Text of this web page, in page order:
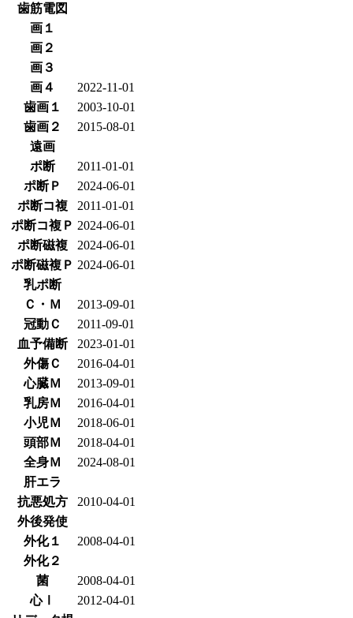
歯筋電図
画１
画２
画３
画４
2022-11-01
歯画１
2003-10-01
歯画２
2015-08-01
遠画
ポ断
2011-01-01
ポ断Ｐ
2024-06-01
ポ断コ複
2011-01-01
ポ断コ複Ｐ 2024-06-01
ポ断磁複
2024-06-01
ポ断磁複Ｐ 2024-06-01
乳ポ断
Ｃ・Ｍ
2013-09-01
冠動Ｃ
2011-09-01
血予備断
2023-01-01
外傷Ｃ
2016-04-01
心臓Ｍ
2013-09-01
乳房Ｍ
2016-04-01
小児Ｍ
2018-06-01
頭部Ｍ
2018-04-01
全身Ｍ
2024-08-01
肝エラ
抗悪処方
2010-04-01
外後発使
外化１
2008-04-01
外化２
菌
2008-04-01
心Ⅰ
2012-04-01